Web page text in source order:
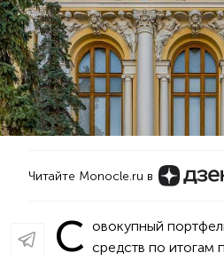
Читайте Monocle.ru в
С овокупный
средств по итогам